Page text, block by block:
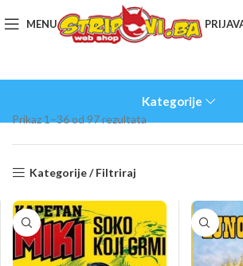
MENU
Kategorije
Prikaz 1–36 od 97 rezultata
Kategorije / Filtriraj